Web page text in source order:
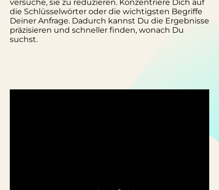
versuche, sie zu reduzieren. Konzentriere Dich auf
die Schlüsselwörter oder die wichtigsten Begriffe
Deiner Anfrage. Dadurch kannst Du die Ergebnisse
präzisieren und schneller finden, wonach Du
suchst.